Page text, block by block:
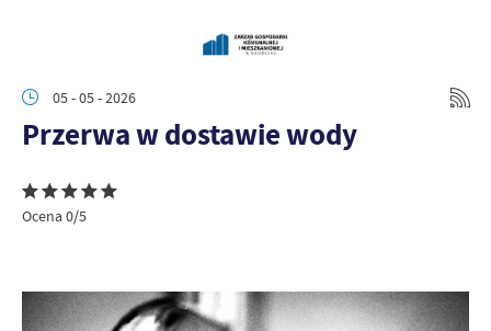
05 - 05 - 2026
Przerwa w dostawie wody
Ocena 0/5